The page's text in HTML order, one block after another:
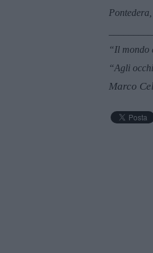
“Il mondo
“Agli
Marco